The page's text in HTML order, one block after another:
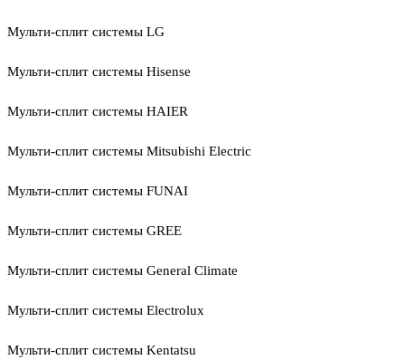
Мульти-сплит системы LG
Мульти-сплит системы Hisense
Мульти-сплит системы HAIER
Мульти-сплит системы Mitsubishi Electric
Мульти-сплит системы FUNAI
Мульти-сплит системы GREE
Мульти-сплит системы General Climate
Мульти-сплит системы Electrolux
Мульти-сплит системы Kentatsu